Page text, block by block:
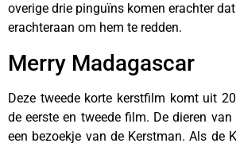
overige drie pinguïns komen erachter
erachteraan om hem te redden.
Merry Madagascar
Deze tweede korte kerstfilm komt uit
de eerste en tweede film. De dieren
een bezoekje van de Kerstman. Als de